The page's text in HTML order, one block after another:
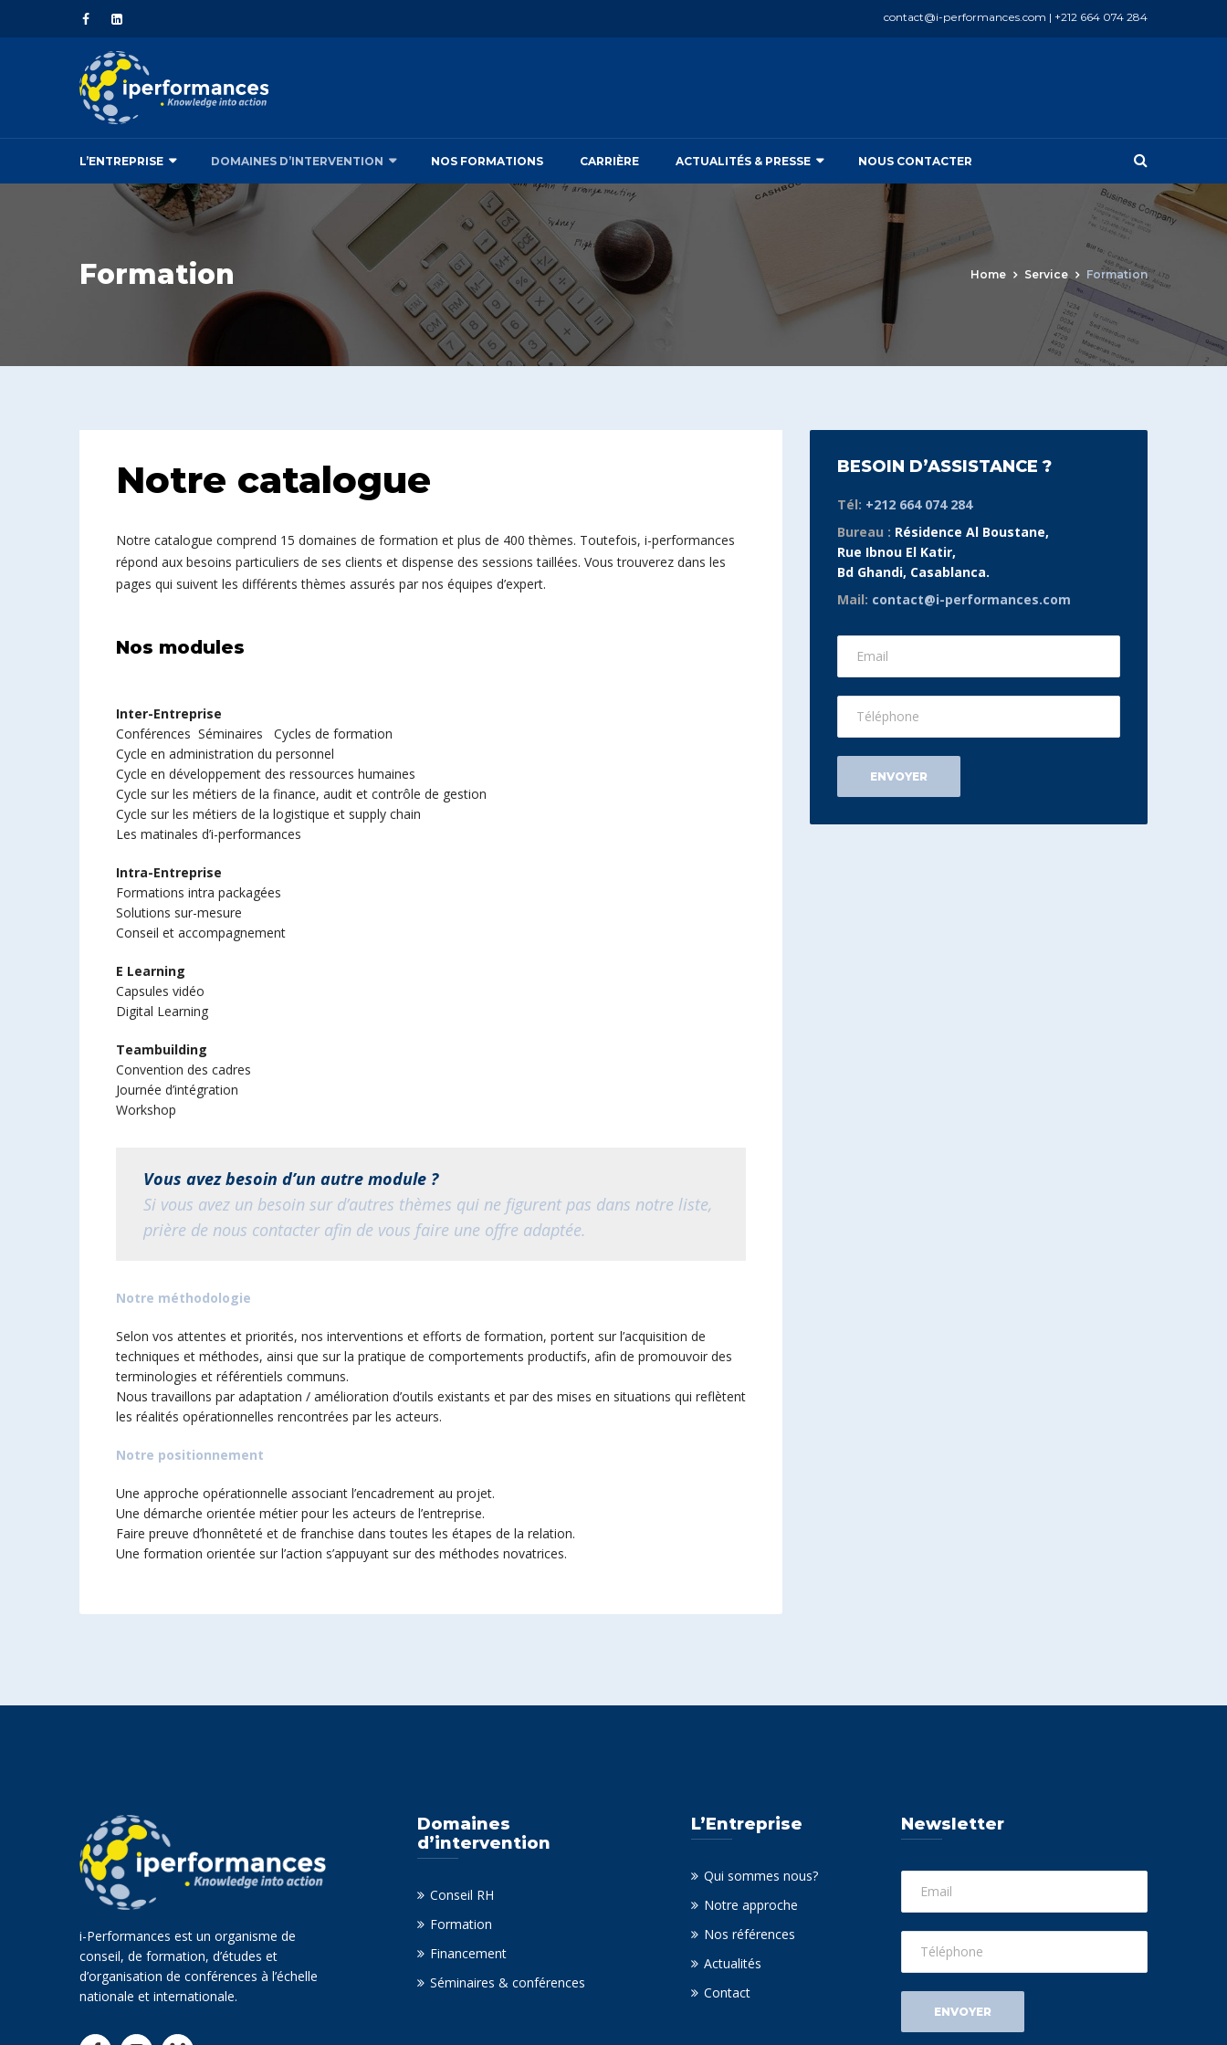
contact@i-performances.com | +212 664 074 284
L’ENTREPRISE DOMAINES D’INTERVENTION NOS FORMATIONS CARRIÈRE ACTUALITÉS & PRESSE NOUS CONTACTER
Formation Home Service Formation
Notre catalogue
Notre catalogue comprend 15 domaines de formation et plus de 400 thèmes. Toutefois, i-performances
répond aux besoins particuliers de ses clients et dispense des sessions taillées. Vous trouverez dans les
pages qui suivent les différents thèmes assurés par nos équipes d’expert.
Nos modules
Inter-Entreprise
Conférences Séminaires Cycles de formation
Cycle en administration du personnel
Cycle en développement des ressources humaines
Cycle sur les métiers de la finance, audit et contrôle de gestion
Cycle sur les métiers de la logistique et supply chain
Les matinales d’i-performances
Intra-Entreprise
Formations intra packagées
Solutions sur-mesure
Conseil et accompagnement
E Learning
Capsules vidéo
Digital Learning
Teambuilding
Convention des cadres
Journée d’intégration
Workshop
Vous avez besoin d’un autre module ?
Si vous avez un besoin sur d’autres thèmes qui ne figurent pas dans notre liste,
prière de nous contacter afin de vous faire une offre adaptée.
Notre méthodologie
Selon vos attentes et priorités, nos interventions et efforts de formation, portent sur l’acquisition de
techniques et méthodes, ainsi que sur la pratique de comportements productifs, afin de promouvoir des
terminologies et référentiels communs.
Nous travaillons par adaptation / amélioration d’outils existants et par des mises en situations qui reflètent
les réalités opérationnelles rencontrées par les acteurs.
Notre positionnement
Une approche opérationnelle associant l’encadrement au projet.
Une démarche orientée métier pour les acteurs de l’entreprise.
Faire preuve d’honnêteté et de franchise dans toutes les étapes de la relation.
Une formation orientée sur l’action s’appuyant sur des méthodes novatrices.
BESOIN D’ASSISTANCE ?
Tél: +212 664 074 284
Bureau : Résidence Al Boustane,
Rue Ibnou El Katir,
Bd Ghandi, Casablanca.
Mail: contact@i-performances.com
i-Performances est un organisme de
conseil, de formation, d’études et
d’organisation de conférences à l’échelle
nationale et internationale.
Domaines
d’intervention
Conseil RH
Formation
Financement
Séminaires & conférences
L’Entreprise
Qui sommes nous?
Notre approche
Nos références
Actualités
Contact
Newsletter